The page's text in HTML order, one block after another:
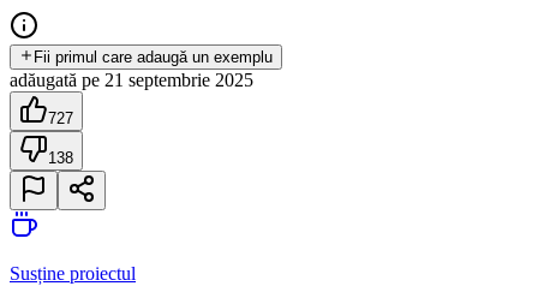
Fii primul care adaugă un exemplu
adăugată pe 21 septembrie 2025
727
138
Susține proiectul